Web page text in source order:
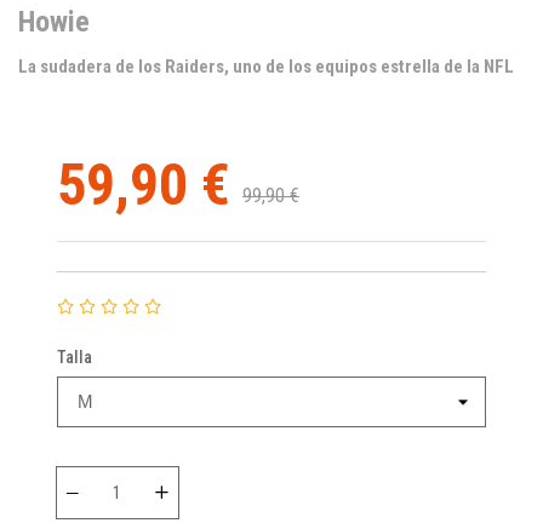
Howie
La sudadera de los Raiders, uno de los equipos estrella de la NFL
59,90 € 99,90 €
Talla